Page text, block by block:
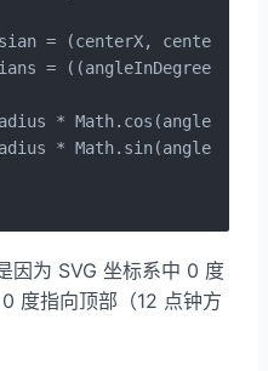
= (centerX, centerY,
= ((angleInDegrees -
*
*
因为 SVG 坐标系中 0 度
度指向顶部（12 点钟方